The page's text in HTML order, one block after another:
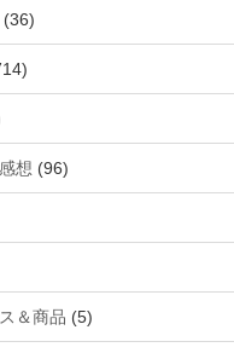
(36)
想 (96)
＆商品 (5)